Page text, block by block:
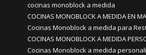
cocinas monoblock a medida
COCINAS MONOBLOCK A MEDIDA EN
Cocinas Monoblock a medida para
COCINAS MONOBLOCK A MEDIDA
Cocinas Monoblock a medida